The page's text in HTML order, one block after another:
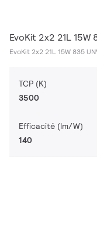
EvoKit 2x2 21L 15W
EvoKit 2x2 21L 15W 835
TCP (K)
3500
Efficacité (lm/W)
140